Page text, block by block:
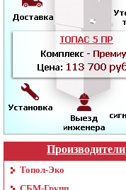
Производители
Топол-Эко